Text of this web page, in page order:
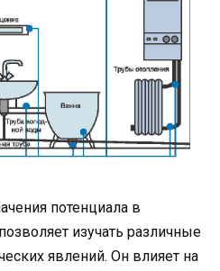
потенциала в
изучать различные
явлений. Он влияет на